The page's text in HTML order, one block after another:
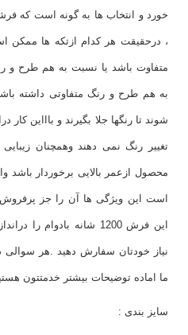
خورد و انتخاب ها به گونه است که
، درحقیقت هر کدام ازتکه ها ممکن
متفاوت باشد یا نسبت به هم طرح و
به هم طرح و رنگ متفاوتی داشته
شوند تا رنگها جلا بگیرند و باااین
تغییر رنگ نمی دهند وهمچنان
محصول ازعمر بالایی برخوردار باشد
است این ویژگی ها آن را جز
این فرش 1200 شانه بادوام
نیاز خودتان سفارش دهید .هر
ما اماده توضیحات بیشتر خدمتتون
سایز بندی :